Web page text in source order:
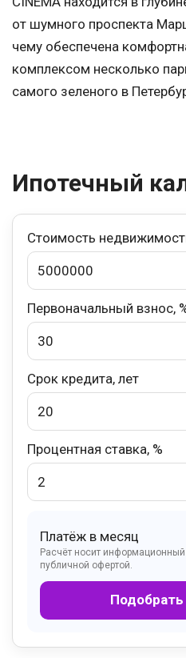
от шумного проспекта
чему обеспечена
комплексом несколько
самого зеленого в
Ипотечный
Стоимость
Первоначальный взнос,
Срок кредита, лет
Процентная ставка, %
Платёж в месяц
Расчёт носит информационный
публичной офертой.
Подобрать